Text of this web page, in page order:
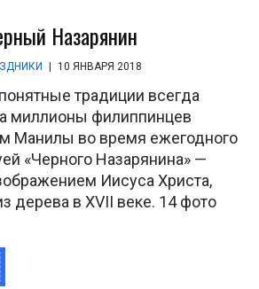
Назарянин
| 10 ЯНВАРЯ 2018
традиции всегда
миллионы филиппинцев
Манилы во время ежегодного
«Черного Назарянина» —
Иисуса Христа,
дерева в XVII веке. 14 фото